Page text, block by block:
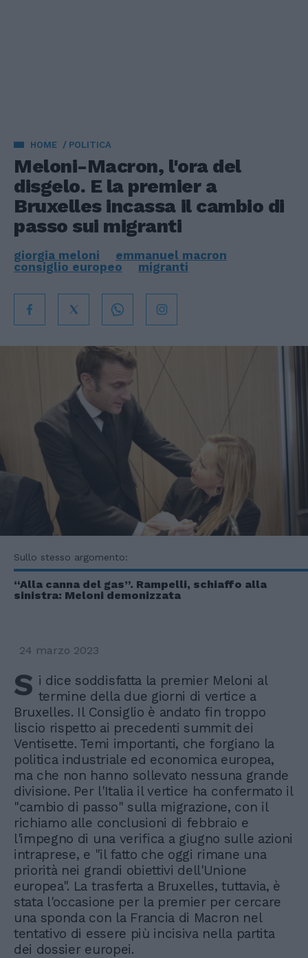
HOME POLITICA
Meloni-Macron, l'ora del
disgelo. E la premier a
Bruxelles incassa il cambio di
passo sui migranti
giorgia meloni
emmanuel macron
consiglio europeo
migranti
Sullo stesso argomento:
“Alla canna del gas”. Rampelli, schiaffo alla
sinistra: Meloni demonizzata
24 marzo 2023
S i dice soddisfatta la premier Meloni al
termine della due giorni di vertice a
Bruxelles. Il Consiglio è andato fin troppo
liscio rispetto ai precedenti summit dei
Ventisette. Temi importanti, che forgiano la
politica industriale ed economica europea,
ma che non hanno sollevato nessuna grande
divisione. Per l'Italia il vertice ha confermato il
"cambio di passo" sulla migrazione, con il
richiamo alle conclusioni di febbraio e
l'impegno di una verifica a giugno sulle azioni
intraprese, e "il fatto che oggi rimane una
priorità nei grandi obiettivi dell'Unione
europea". La trasferta a Bruxelles, tuttavia, è
stata l'occasione per la premier per cercare
una sponda con la Francia di Macron nel
tentativo di essere più incisiva nella partita
dei dossier europei.